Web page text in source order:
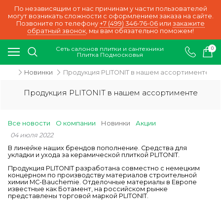
По независящим от нас причинам у части пользователей
могут возникать сложности с оформлением заказа на сайте.
Позвоните по телефону +7 (499) 346-76-06 или закажите
обратный звонок, мы вам обязательно поможем!
Сеть салонов плитки и сантехники
Плитка Подмосковья
0
Новинки Продукция PLITONIT в нашем ассортименте
Продукция PLITONIT в нашем ассортименте
Все новости О компании Новинки Акции
04 июля 2022
В линейке наших брендов пополнение. Средства для
укладки и ухода за керамической плиткой PLITONIT.
Продукция PLITONIT разработана совместно с немецким
концерном по производству материалов строительной
химии MC-Bauchemie. Отделочные материалы в Европе
известные как Ботамент, на российском рынке
представлены торговой маркой PLITONIT.